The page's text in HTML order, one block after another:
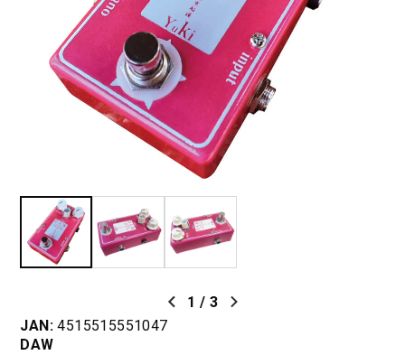
1 / 3
JAN: 4515515551047
DAW